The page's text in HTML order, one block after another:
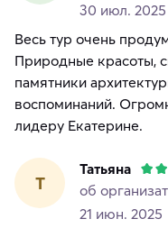
30 июл. 2025
Весь тур очень
Природные красоты,
памятники
воспоминаний.
лидеру Екатерине.
Т
Татьяна
об
21 июн. 2025